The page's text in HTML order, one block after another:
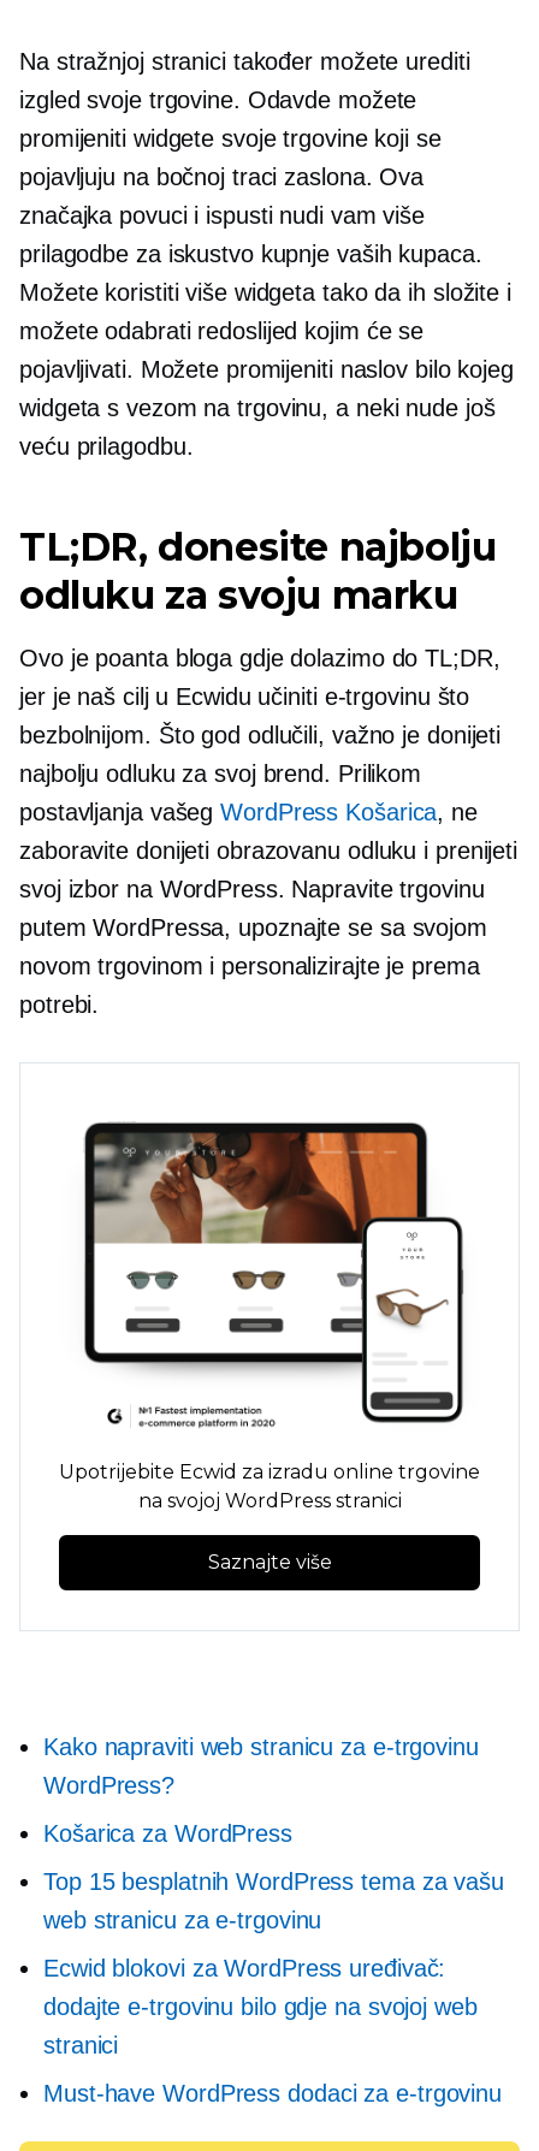
Na stražnjoj stranici također možete urediti
izgled svoje trgovine. Odavde možete
promijeniti widgete svoje trgovine koji se
pojavljuju na bočnoj traci zaslona. Ova
značajka povuci i ispusti nudi vam više
prilagodbe za iskustvo kupnje vaših kupaca.
Možete koristiti više widgeta tako da ih složite i
možete odabrati redoslijed kojim će se
pojavljivati. Možete promijeniti naslov bilo kojeg
widgeta s vezom na trgovinu, a neki nude još
veću prilagodbu.
TL;DR, donesite najbolju
odluku za svoju marku
Ovo je poanta bloga gdje dolazimo do TL;DR,
jer je naš cilj u Ecwidu učiniti e-trgovinu što
bezbolnijom. Što god odlučili, važno je donijeti
najbolju odluku za svoj brend. Prilikom
postavljanja vašegWordPress Košarica, ne
zaboravite donijeti obrazovanu odluku i prenijeti
svoj izbor na WordPress. Napravite trgovinu
putem WordPressa, upoznajte se sa svojom
novom trgovinom i personalizirajte je prema
potrebi.
Upotrijebite Ecwid za izradu online trgovine
na svojoj WordPress stranici
Saznajte više
Kako napraviti web stranicu za e-trgovinu
WordPress?
Košarica za WordPress
Top 15 besplatnih WordPress tema za vašu
web stranicu za e-trgovinu
Ecwid blokovi za WordPress uređivač:
dodajte e-trgovinu bilo gdje na svojoj web
stranici
Must-have WordPress dodaci za e-trgovinu